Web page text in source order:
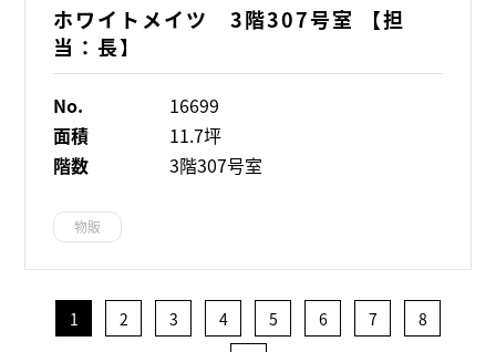
ホワイトメイツ 3階307号室 【担
当：長】
No.
16699
面積
11.7坪
階数
3階307号室
物販
1 2 3 4 5 6 7
8